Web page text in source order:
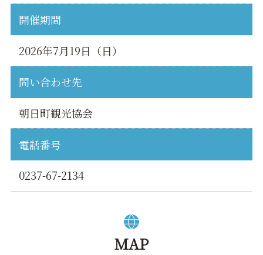
開催期間
2026年7月19日（日）
問い合わせ先
朝日町観光協会
電話番号
0237-67-2134
MAP